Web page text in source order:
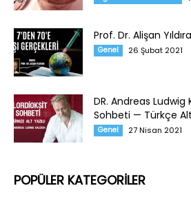
Prof. Dr. Alişan
Genel 26 Şubat 2021
DR. Andreas Ludwig
Sohbeti — Türkçe Alt
Genel 27 Nisan 2021
POPÜLER KATEGORİLER